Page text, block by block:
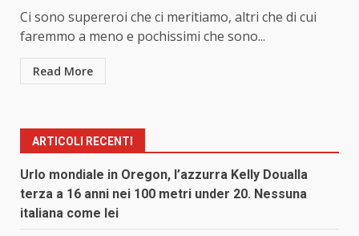
Ci sono supereroi che ci meritiamo, altri che di cui
faremmo a meno e pochissimi che sono...
Read More
ARTICOLI RECENTI
Urlo mondiale in Oregon, l’azzurra Kelly Doualla
terza a 16 anni nei 100 metri under 20. Nessuna
italiana come lei